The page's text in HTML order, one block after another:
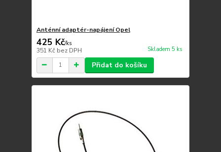
Anténní adaptér-napájení Opel
425 Kč/ks
351 Kč bez DPH Skladem 5 ks
Přidat do košíku